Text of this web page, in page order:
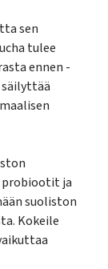
sen
tulee
ennen -
probiootit ja
suoliston
Kokeile